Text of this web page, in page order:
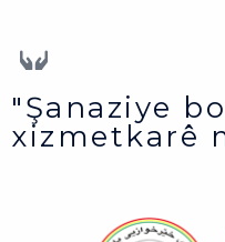
"Şanaziye
xizmetkarê